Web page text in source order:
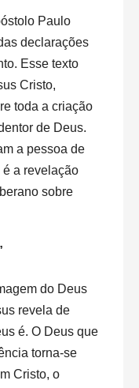
Paulo
declarações
Esse texto
Cristo,
toda a criação
de Deus.
a pessoa de
a revelação
sobre
do Deus
revela de
é. O Deus que
torna-se
Cristo, o